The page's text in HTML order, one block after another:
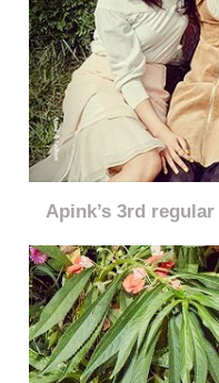
Apink’s 3rd regular